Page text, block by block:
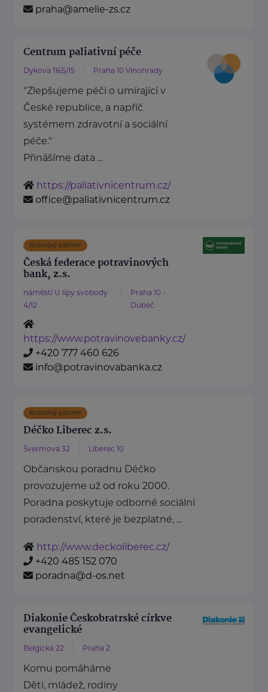
praha@amelie-zs.cz
Centrum paliativní péče
Dykova 1165/15 Praha 10 Vinohrady
"Zlepšujeme péči o umírající v
České republice, a napříč
systémem zdravotní a sociální
péče."
Přinášíme data ...
https://paliativnicentrum.cz/
office@paliativnicentrum.cz
Bronzový partner
Česká federace potravinových
bank, z.s.
náměstí U lípy svobody
4/12
Praha 10 -
Dubeč
https://www.potravinovebanky.cz/
+420 777 460 626
info@potravinovabanka.cz
Bronzový partner
Déčko Liberec z.s.
Švermova 32 Liberec 10
Občanskou poradnu Déčko
provozujeme už od roku 2000.
Poradna poskytuje odborné sociální
poradenství, které je bezplatné, ...
http://www.deckoliberec.cz/
+420 485 152 070
poradna@d-os.net
Diakonie Českobratrské církve
evangelické
Belgická 22 Praha 2
Komu pomáháme
Děti, mládež, rodiny